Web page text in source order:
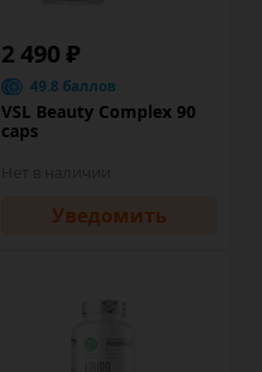
2 490 ₽
49.8 баллов
VSL Beauty Complex 90
caps
Уведомить